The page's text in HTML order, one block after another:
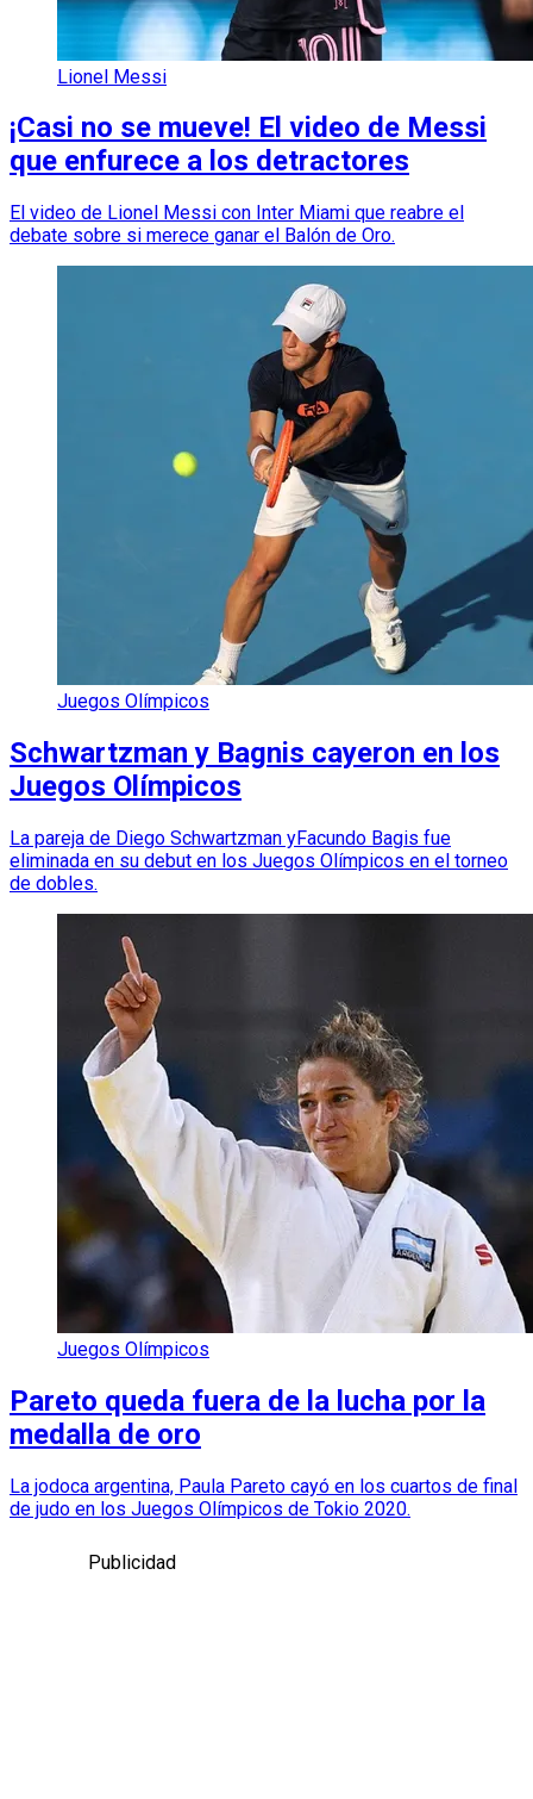
Lionel Messi
¡Casi no se mueve! El video de Messi
que enfurece a los detractores
El video de Lionel Messi con Inter Miami que reabre el
debate sobre si merece ganar el Balón de Oro.
Juegos Olímpicos
Schwartzman y Bagnis cayeron en los
Juegos Olímpicos
La pareja de Diego Schwartzman yFacundo Bagis fue
eliminada en su debut en los Juegos Olímpicos en el torneo
de dobles.
Juegos Olímpicos
Pareto queda fuera de la lucha por la
medalla de oro
La jodoca argentina, Paula Pareto cayó en los cuartos de final
de judo en los Juegos Olímpicos de Tokio 2020.
Publicidad